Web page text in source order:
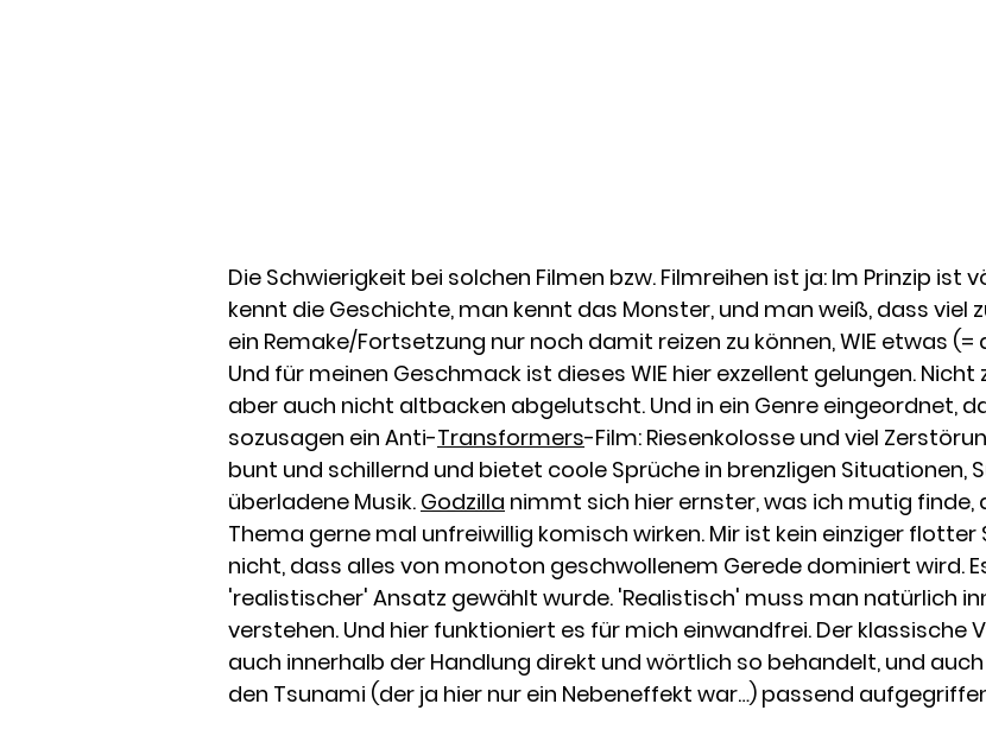
Die Schwierigkeit bei solchen Filmen bzw. Filmreihen ist ja: Im Prinzip ist
kennt die Geschichte, man kennt das Monster, und man weiß, dass viel
ein Remake/Fortsetzung nur noch damit reizen zu können, WIE etwas
Und für meinen Geschmack ist dieses WIE hier exzellent gelungen.
aber auch nicht altbacken abgelutscht. Und in ein Genre eingeordnet,
sozusagen ein Anti-Transformers-Film: Riesenkolosse und viel
bunt und schillernd und bietet coole Sprüche in brenzligen Situationen,
überladene Musik. Godzilla nimmt sich hier ernster, was ich mutig finde,
Thema gerne mal unfreiwillig komisch wirken. Mir ist kein einziger
nicht, dass alles von monoton geschwollenem Gerede dominiert wird.
'realistischer' Ansatz gewählt wurde. 'Realistisch' muss man natürlich
verstehen. Und hier funktioniert es für mich einwandfrei. Der klassische
auch innerhalb der Handlung direkt und wörtlich so behandelt, und
den Tsunami (der ja hier nur ein Nebeneffekt war…) passend